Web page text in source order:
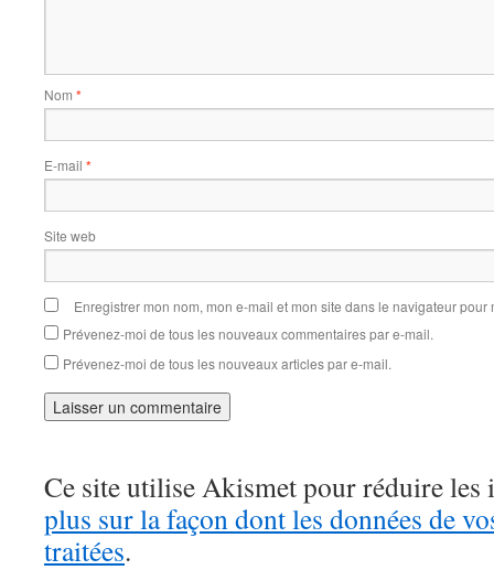
Nom *
E-mail *
Site web
Enregistrer mon nom, mon e-mail et mon site dans le navigateur
Prévenez-moi de tous les nouveaux commentaires par e-mail.
Prévenez-moi de tous les nouveaux articles par e-mail.
Ce site utilise Akismet pour réduire les
plus sur la façon dont les données de
traitées.